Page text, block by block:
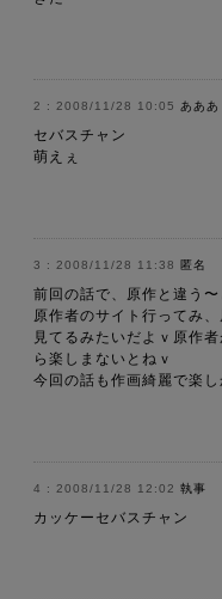
2008/11/28 10:05 あああ
セバスチャン
萌えぇ
2008/11/28 11:38 匿名
前回の話で、原作と違う
原作者のサイト行ってみ
見てるみたいだよｖ原作
ら楽しまないとねｖ
今回の話も作画綺麗で楽し
2008/11/28 12:02 執事
カッケーセバスチャン